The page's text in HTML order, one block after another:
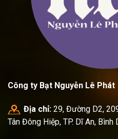
Công ty Bạt Nguyễn Lê Phát
Địa chỉ: 29, Đường D2,
Tân Đông Hiệp, TP. Dĩ An, Bình